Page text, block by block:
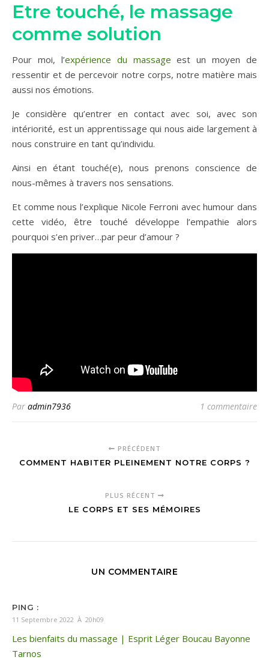
Etre touché, le massage
comme solution
Pour moi, l’expérience du massage est un moyen de
ressentir et de percevoir notre corps, notre matière mais
aussi nos émotions.
Je considère qu’entrer en contact avec soi, avec son
intériorité, est un apprentissage qui nous aide largement à
nous construire en tant qu’individu.
Ainsi en étant touché(e), nous prenons conscience de
nous-mêmes à travers nos sensations.
Et comme nous l’explique Nicole Ferroni avec humour dans
cette vidéo, être touché développe l’empathie alors
pourquoi s’en priver…par peur d’amour ?
Par admin7936 1 commentaire
PRÉCÉDENT
COMMENT HABITER PLEINEMENT NOTRE CORPS ?
PLUS RÉCENT
LE CORPS ET SES MÉMOIRES
UN COMMENTAIRE
PING :
11 Septembre 2022 À 20h09
Les bienfaits du massage | Esprit Léger Boucau Bayonne
Tarnos